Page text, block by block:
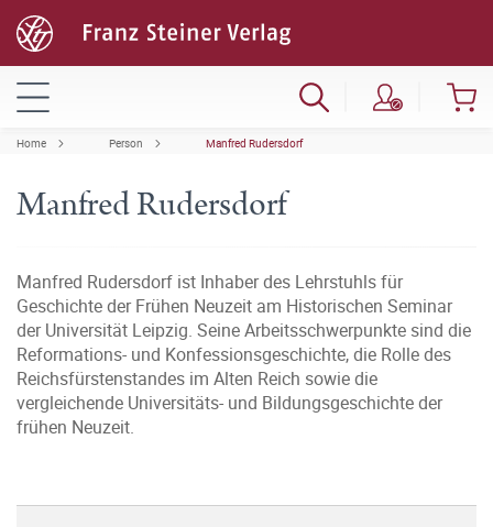
Home Person Manfred Rudersdorf
Manfred Rudersdorf
Manfred Rudersdorf ist Inhaber des Lehrstuhls für
Geschichte der Frühen Neuzeit am Historischen Seminar
der Universität Leipzig. Seine Arbeitsschwerpunkte sind die
Reformations- und Konfessionsgeschichte, die Rolle des
Reichsfürstenstandes im Alten Reich sowie die
vergleichende Universitäts- und Bildungsgeschichte der
frühen Neuzeit.